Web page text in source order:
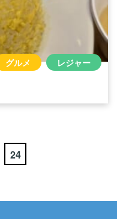
グルメ レジャー
24